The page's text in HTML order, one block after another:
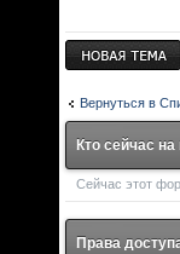
Новая тема
Вернуться в
Кто сейчас
Сейчас этот
Права